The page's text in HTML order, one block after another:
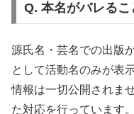
Q. 本名がバレるこ
源氏名・芸名での出版
として活動名のみが表
情報は一切公開されま
た対応を行っています。